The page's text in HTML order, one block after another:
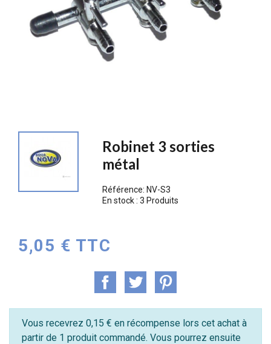
Robinet 3 sorties
métal
Référence:NV-S3
En stock :3 Produits
5,05 € TTC
Vous recevrez 0,15 € en récompense lors cet achat à
partir de 1 produit commandé. Vous pourrez ensuite